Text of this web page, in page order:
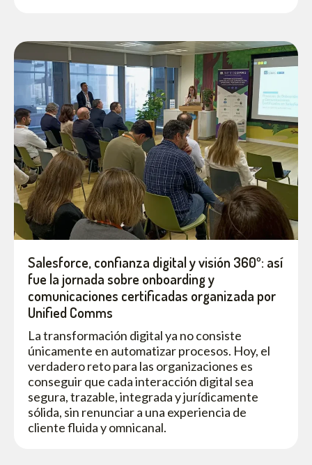
Salesforce, confianza digital y visión 360º: así
fue la jornada sobre onboarding y
comunicaciones certificadas organizada por
Unified Comms
La transformación digital ya no consiste
únicamente en automatizar procesos. Hoy, el
verdadero reto para las organizaciones es
conseguir que cada interacción digital sea
segura, trazable, integrada y jurídicamente
sólida, sin renunciar a una experiencia de
cliente fluida y omnicanal.